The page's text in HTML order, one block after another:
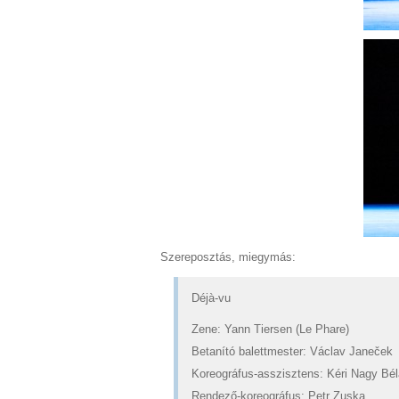
Szereposztás, miegymás:
Déjà-vu
Zene: Yann Tiersen (Le Phare)
Betanító balettmester: Václav Janeček
Koreográfus-asszisztens: Kéri Nagy
Rendező-koreográfus: Petr Zuska